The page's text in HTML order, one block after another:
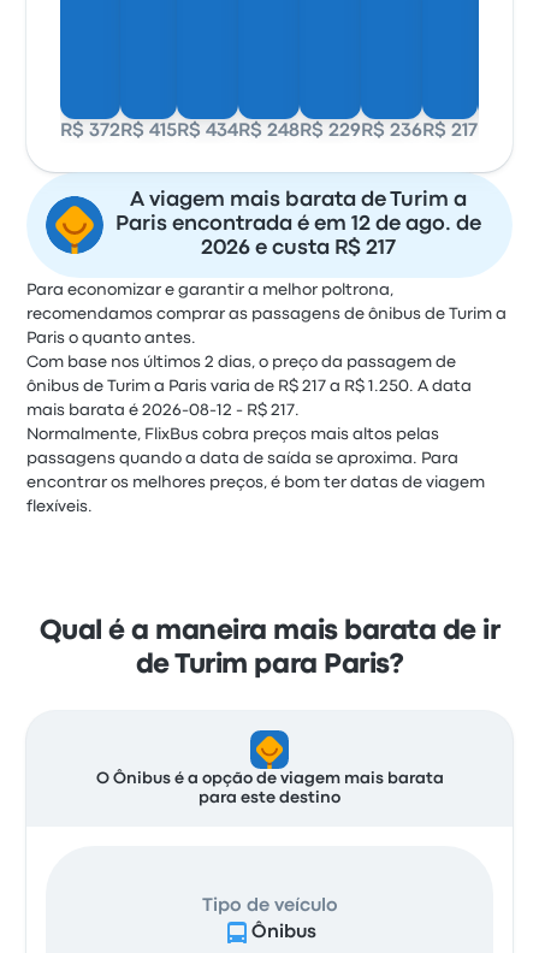
R$ 372 R$ 415 R$ 434 R$ 248 R$ 229 R$ 236 R$ 217
A viagem mais barata de Turim a
Paris encontrada é em 12 de ago. de
2026 e custa R$ 217
Para economizar e garantir a melhor poltrona,
recomendamos comprar as passagens de ônibus de Turim a
Paris o quanto antes.
Com base nos últimos 2 dias, o preço da passagem de
ônibus de Turim a Paris varia de R$ 217 a R$ 1.250. A data
mais barata é 2026-08-12 - R$ 217.
Normalmente, FlixBus cobra preços mais altos pelas
passagens quando a data de saída se aproxima. Para
encontrar os melhores preços, é bom ter datas de viagem
flexíveis.
Qual é a maneira mais barata de ir
de Turim para Paris?
O Ônibus é a opção de viagem mais barata
para este destino
Tipo de veículo
Ônibus